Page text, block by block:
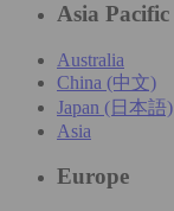
Asia Pacific
Australia
China (中文)
Japan (日本語)
Asia
Europe